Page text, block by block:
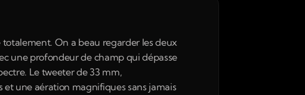
totalement. On a beau regarder les deux
une profondeur de champ qui dépasse
Le tweeter de 33 mm,
une aération magnifiques sans jamais